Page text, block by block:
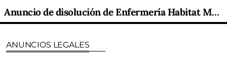
Anuncio de disolución de Enfermería Habitat Madrid Norte I, Sociedad Cooperativa Madrileña
ANUNCIOS LEGALES